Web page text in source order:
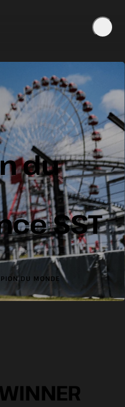
du
SST
DU MONDE